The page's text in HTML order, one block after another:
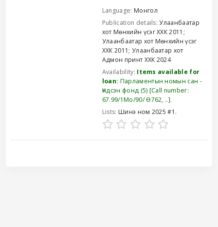
Language: Монгол
Publication details:Улаанбаатар
хот Мөнхийн үсэг ХХК2011 ;
Улаанбаатар хот Мөнхийн үсэг
ХХК 2011 ; Улаанбаатар хот
Адмон принт ХХК 2024
Availability: Items available for
loan: Парламентын номын сан -
Үндсэн фонд (5) Call number:
67.99/1Мо/90/ Ө762, .. .
Lists: Шинэ ном 2025 #1 .